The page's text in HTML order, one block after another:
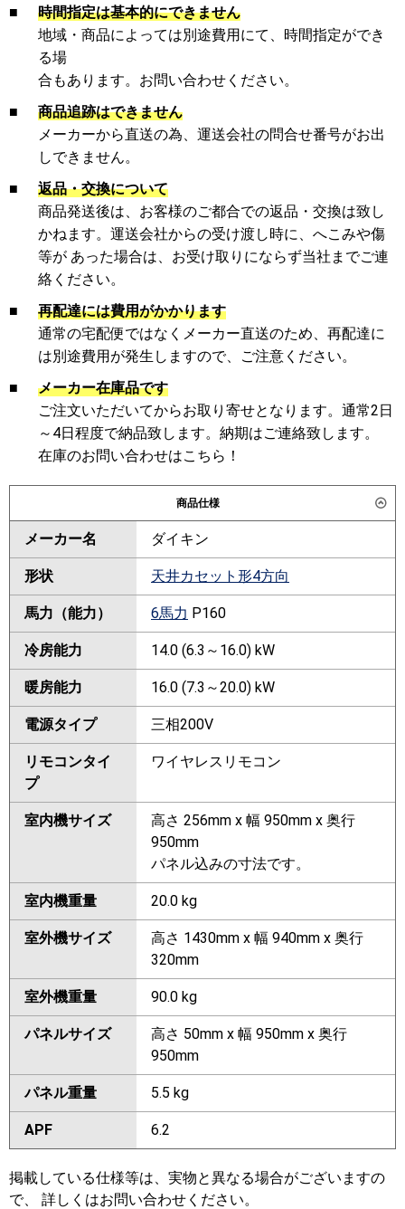
■
時間指定は基本的にできません
地域・商品によっては別途費用にて、時間指定ができ
る場
合もあります。お問い合わせください。
■
商品追跡はできません
メーカーから直送の為、運送会社の問合せ番号がお出
しできません。
■
返品・交換について
商品発送後は、お客様のご都合での返品・交換は致し
かねます。運送会社からの受け渡し時に、へこみや傷
等が あった場合は、お受け取りにならず当社までご連
絡ください。
■
再配達には費用がかかります
通常の宅配便ではなくメーカー直送のため、再配達に
は別途費用が発生しますので、ご注意ください。
■
メーカー在庫品です
ご注文いただいてからお取り寄せとなります。通常2日
～4日程度で納品致します。納期はご連絡致します。
在庫のお問い合わせはこちら！
商品仕様
メーカー名 ダイキン
形状 天井カセット形4方向
馬力（能力） 6馬力 P160
冷房能力 14.0 (6.3～16.0) kW
暖房能力 16.0 (7.3～20.0) kW
電源タイプ 三相200V
リモコンタイ
プ
ワイヤレスリモコン
室内機サイズ
高さ 256mm x 幅 950mm x 奥行
950mm
パネル込みの寸法です。
室内機重量 20.0 kg
室外機サイズ
高さ 1430mm x 幅 940mm x 奥行
320mm
室外機重量 90.0 kg
パネルサイズ
高さ 50mm x 幅 950mm x 奥行
950mm
パネル重量 5.5 kg
APF 6.2
掲載している仕様等は、実物と異なる場合がございますの
で、 詳しくはお問い合わせください。